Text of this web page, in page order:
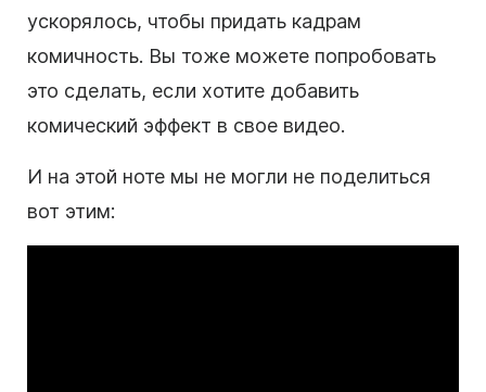
ускорялось, чтобы придать кадрам
комичность. Вы тоже можете попробовать
это сделать, если хотите добавить
комический эффект в свое видео.
И на этой ноте мы не могли не поделиться
вот этим: